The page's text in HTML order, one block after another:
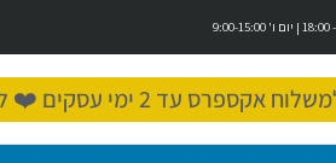
עד 2 ימי עסקים ❤️ לפרטים>>